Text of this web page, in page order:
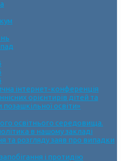
інтернет-конференція
орієнтирів дітей та
освіти»
освітнього середовища.
в нашому закладі
та розгляду заяв про випадки
і протидію